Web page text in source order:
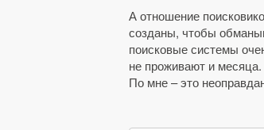
А отношение
созданы, чтобы
поисковые системы
не проживают и
По мне – это